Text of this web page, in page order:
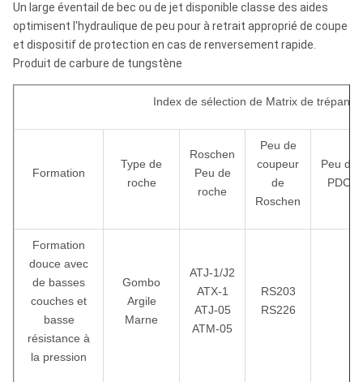
Un large éventail de bec ou de jet disponible classe des aides
optimisent l'hydraulique de peu pour à retrait approprié de coupe
et dispositif de protection en cas de renversement rapide.
Produit de carbure de tungstène
Index de sélection de Matrix de trépans
Formation
Type de
roche
Roschen
Peu de
roche
Peu de
coupeur
de
Roschen
Peu de
PDC
Formation
douce avec
de basses
couches et
basse
résistance à
la pression
Gombo
Argile
Marne
ATJ-1/J2
ATX-1
ATJ-05
ATM-05
RS203
RS226